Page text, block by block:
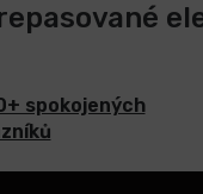
spokojených